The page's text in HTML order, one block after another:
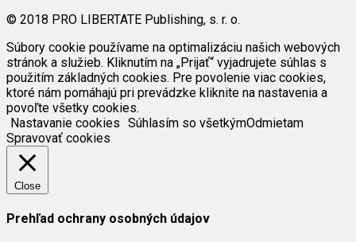
© 2018 PRO LIBERTATE Publishing, s. r. o.
Súbory cookie používame na optimalizáciu našich webových
stránok a služieb. Kliknutím na „Prijať“ vyjadrujete súhlas s
použitím základných cookies. Pre povolenie viac cookies,
ktoré nám pomáhajú pri prevádzke kliknite na nastavenia a
povoľte všetky cookies.
Nastavanie cookies Súhlasím so všetkýmOdmietam
Spravovať cookies
Close
Prehľad ochrany osobných údajov